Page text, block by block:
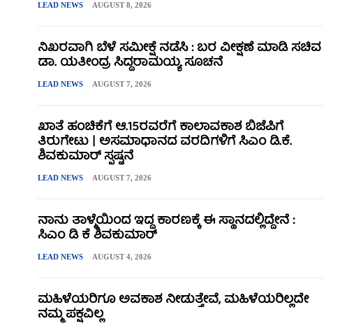
LEAD NEWS AUGUST 8, 2026
ನಿಖರವಾಗಿ ಬೆಳೆ ಸಮೀಕ್ಷೆ ನಡೆಸಿ : ಬರ ವೀಕ್ಷಣೆ ಮಾಡಿ ಸಚಿವ
ಡಾ. ಯತೀಂದ್ರ ಸಿದ್ದರಾಮಯ್ಯ ಸೂಚನೆ
LEAD NEWS AUGUST 7, 2026
ಖಾತೆ ಹಂಚಿಕೆಗೆ ಆ.15ರವರೆಗೆ ಕಾಲಾವಕಾಶ ಬಿಜೆಪಿಗೆ
ತಿರುಗೇಟು | ಅಸಮಾಧಾನದ ವರದಿಗಳಿಗೆ ಸಿಎಂ ಡಿ.ಕೆ.
ಶಿವಕುಮಾರ್ ಸ್ಪಷ್ಟನೆ
LEAD NEWS AUGUST 7, 2026
ನಾನು ತಾಳ್ಮೆಯಿಂದ ಇದ್ದ ಕಾರಣಕ್ಕೆ ಈ ಸ್ಥಾನದಲ್ಲಿದ್ದೇನೆ :
ಸಿಎಂ ಡಿ ಕೆ ಶಿವಕುಮಾರ್
LEAD NEWS AUGUST 4, 2026
ಮಹಿಳೆಯರಿಗೂ ಅವಕಾಶ ನೀಡುತ್ತೇವೆ, ಮಹಿಳೆಯರಿಲ್ಲದೇ
ನಮ್ಮ ಪಕ್ಷವಿಲ್ಲ